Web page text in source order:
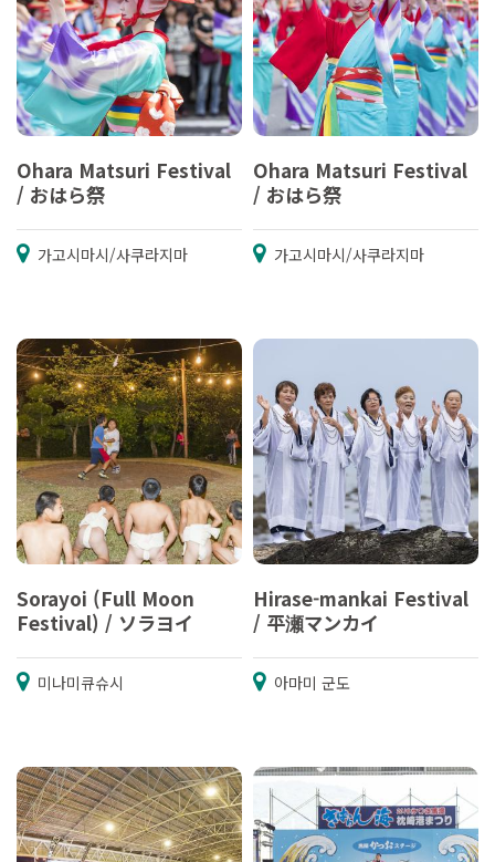
Ohara Matsuri Festival
/ おはら祭
가고시마시/사쿠라지마
Ohara Matsuri Festival
/ おはら祭
가고시마시/사쿠라지마
Sorayoi (Full Moon
Festival) / ソラヨイ
미나미큐슈시
Hirase-mankai Festival
/ 平瀬マンカイ
아마미 군도